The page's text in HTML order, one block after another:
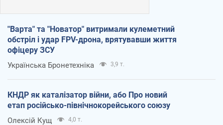
"Варта" та "Новатор" витримали кулеметний
обстріл і удар FPV-дрона, врятувавши життя
офіцеру ЗСУ
Українська Бронетехніка 3,9 т.
КНДР як каталізатор війни, або Про новий
етап російсько-північнокорейського союзу
Олексій Кущ 4,0 т.